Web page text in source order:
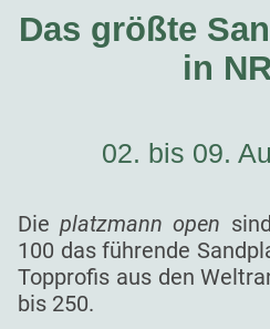
Das größte
in
02. bis 09.
Dieplatzmann open
100 das führende
Topprofis aus den
bis 250.